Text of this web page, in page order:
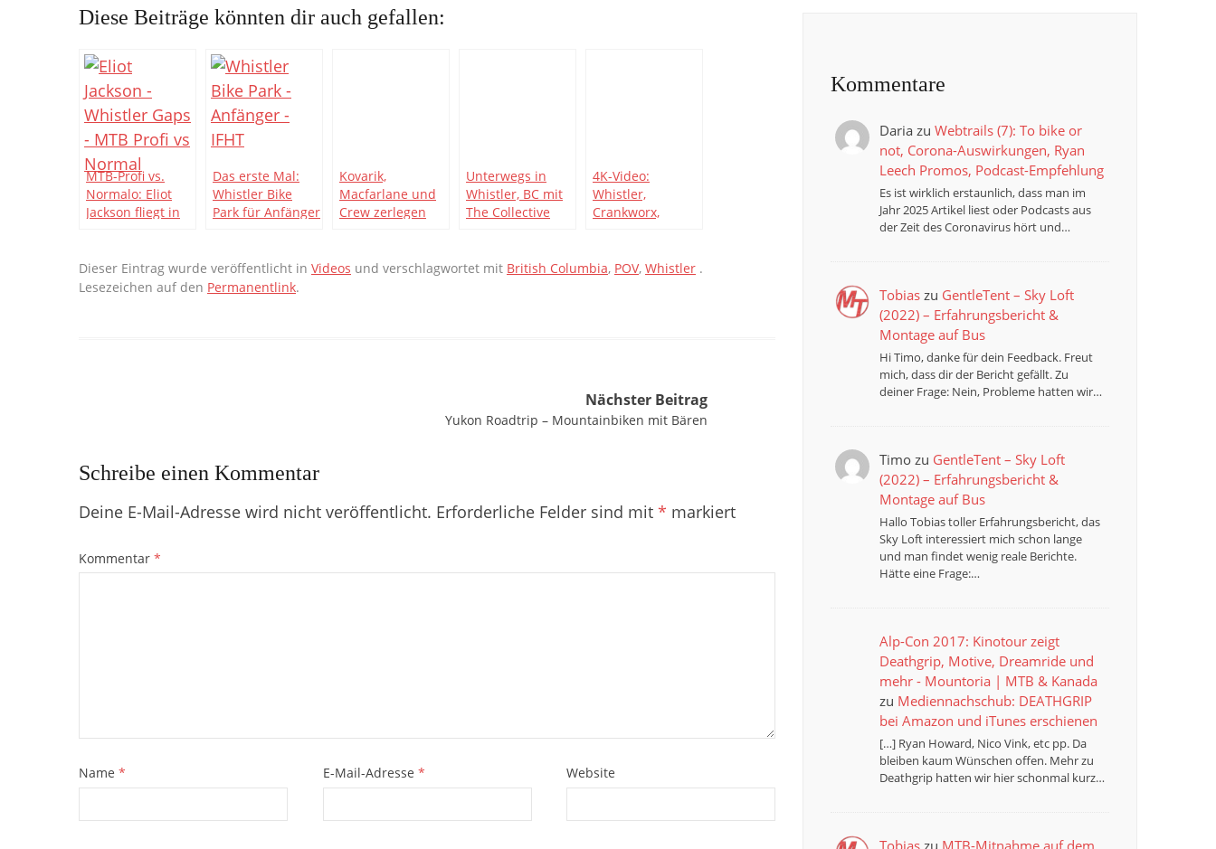
Diese Beiträge könnten dir auch gefallen:
MTB-Profi vs.
Normalo: Eliot
Jackson fliegt in
Das erste Mal:
Whistler Bike
Park für Anfänger
Kovarik,
Macfarlane und
Crew zerlegen
Unterwegs in
Whistler, BC mit
The Collective
4K-Video:
Whistler,
Crankworx,
Dieser Eintrag wurde veröffentlicht in Videos und verschlagwortet mit British Columbia, POV, Whistler .
Lesezeichen auf den Permanentlink.
Nächster Beitrag
Yukon Roadtrip – Mountainbiken mit Bären
Schreibe einen Kommentar
Deine E-Mail-Adresse wird nicht veröffentlicht. Erforderliche Felder sind mit * markiert
Kommentar *
Name * E-Mail-Adresse * Website
Kommentare
Dariazu Webtrails (7): To bike or
not, Corona-Auswirkungen, Ryan
Leech Promos, Podcast-Empfehlung
Es ist wirklich erstaunlich, dass man im
Jahr 2025 Artikel liest oder Podcasts aus
der Zeit des Coronavirus hört und…
Tobiaszu GentleTent – Sky Loft
(2022) – Erfahrungsbericht &
Montage auf Bus
Hi Timo, danke für dein Feedback. Freut
mich, dass dir der Bericht gefällt. Zu
deiner Frage: Nein, Probleme hatten wir…
Timozu GentleTent – Sky Loft
(2022) – Erfahrungsbericht &
Montage auf Bus
Hallo Tobias toller Erfahrungsbericht, das
Sky Loft interessiert mich schon lange
und man findet wenig reale Berichte.
Hätte eine Frage:…
Alp-Con 2017: Kinotour zeigt
Deathgrip, Motive, Dreamride und
mehr - Mountoria | MTB & Kanada
zu Mediennachschub: DEATHGRIP
bei Amazon und iTunes erschienen
[…] Ryan Howard, Nico Vink, etc pp. Da
bleiben kaum Wünschen offen. Mehr zu
Deathgrip hatten wir hier schonmal kurz…